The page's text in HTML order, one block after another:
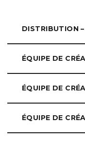
DISTRIBUTION
ÉQUIPE DE
ÉQUIPE DE
ÉQUIPE DE